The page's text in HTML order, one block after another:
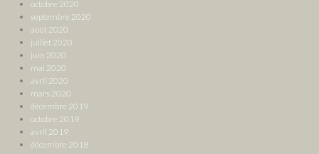
octobre 2020
septembre 2020
août 2020
juillet 2020
juin 2020
mai 2020
avril 2020
mars 2020
décembre 2019
octobre 2019
avril 2019
décembre 2018